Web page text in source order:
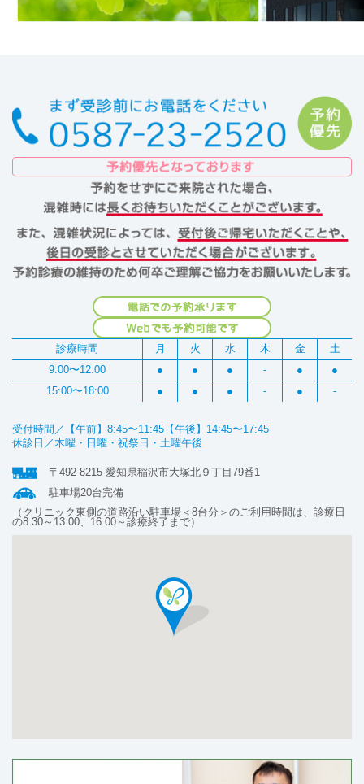
診療時間 月 火 水 木 金
土
9:00〜12:00
● ● ● - ●
●
15:00〜18:00
● ● ● - ● -
受付時間／【午前】8:45〜11:45【午後】14:45〜17:45
休診日／木曜・日曜・祝祭日・土曜午後
〒492-8215 愛知県稲沢市大塚北９丁目79番1
駐車場20台完備
（クリニック東側の道路沿い駐車場＜8台分＞のご利用時間は、診療日
の8:30～13:00、16:00～診療終了まで）